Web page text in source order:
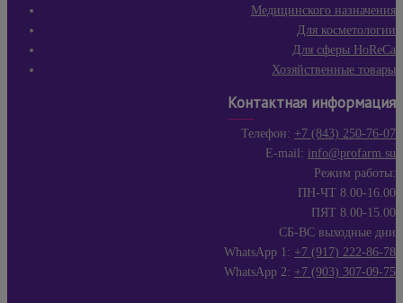
Медицинского назначения
Для косметологии
Для сферы HoReCa
Хозяйственные товары
Контактная информация
Телефон: +7 (843) 250-76-07
E-mail: info@profarm.su
Режим работы:
ПН-ЧТ 8.00-16.00
ПЯТ 8.00-15.00
СБ-ВС выходные дни
WhatsApp 1: +7 (917) 222-86-78
WhatsApp 2: +7 (903) 307-09-75